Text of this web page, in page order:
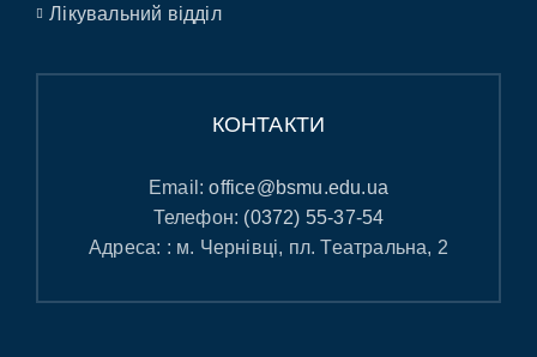
Лікувальний відділ
КОНТАКТИ
Email:office@bsmu.edu.ua
Телефон: (0372) 55-37-54
Адреса: : м. Чернівці, пл. Театральна, 2